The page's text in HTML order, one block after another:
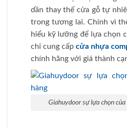
dần thay thế cửa gỗ tự
trong tương lai. Chính vì
hiểu kỹ lưỡng để lựa chọn
chỉ cung cấp cửa nhựa
chính hãng với giá thành
Giahuydoor sự lựa chọn